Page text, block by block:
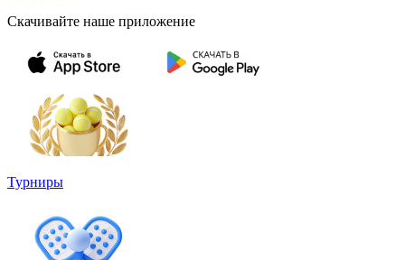
Скачивайте наше приложение
Турниры